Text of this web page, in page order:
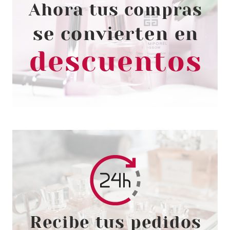
MAYBELLINE TENUE & STRONG
ESMALTE DE UÑAS 899
FIGHTER 10 ML
desde
1.39€